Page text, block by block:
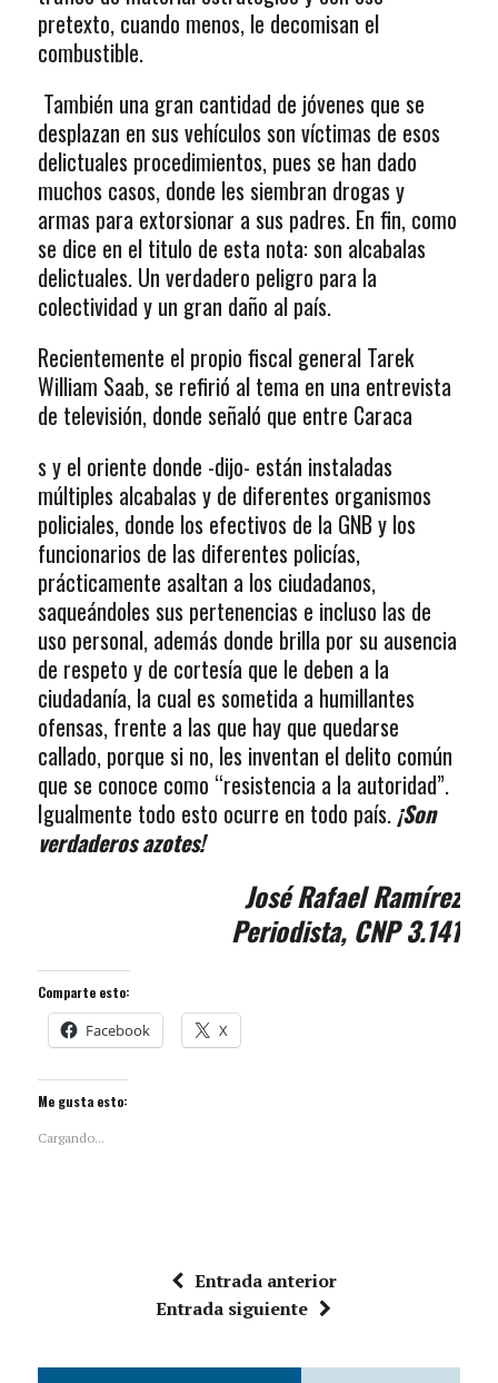
pretexto, cuando menos, le decomisan el
combustible.
También una gran cantidad de jóvenes que se
desplazan en sus vehículos son víctimas de esos
delictuales procedimientos, pues se han dado
muchos casos, donde les siembran drogas y
armas para extorsionar a sus padres. En fin, como
se dice en el titulo de esta nota: son alcabalas
delictuales. Un verdadero peligro para la
colectividad y un gran daño al país.
Recientemente el propio fiscal general Tarek
William Saab, se refirió al tema en una entrevista
de televisión, donde señaló que entre Caraca
s y el oriente donde -dijo- están instaladas
múltiples alcabalas y de diferentes organismos
policiales, donde los efectivos de la GNB y los
funcionarios de las diferentes policías,
prácticamente asaltan a los ciudadanos,
saqueándoles sus pertenencias e incluso las de
uso personal, además donde brilla por su ausencia
de respeto y de cortesía que le deben a la
ciudadanía, la cual es sometida a humillantes
ofensas, frente a las que hay que quedarse
callado, porque si no, les inventan el delito común
que se conoce como “resistencia a la autoridad”.
Igualmente todo esto ocurre en todo país. ¡Son
verdaderos azotes!
José Rafael Ramírez
Periodista, CNP 3.141
Comparte esto:
Facebook X
Me gusta esto:
Cargando...
Entrada anterior
Entrada siguiente